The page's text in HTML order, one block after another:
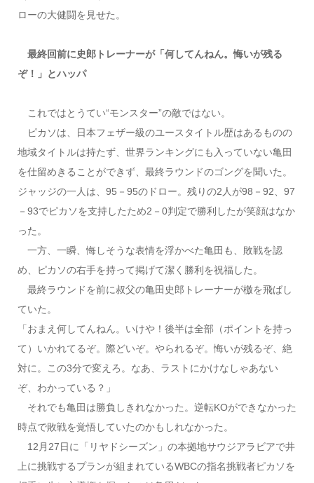
ローの大健闘を見せた。
最終回前に史郎トレーナーが「何してんねん。悔いが残る
ぞ！」とハッパ
これではとうてい“モンスター”の敵ではない。
ピカソは、日本フェザー級のユースタイトル歴はあるものの
地域タイトルは持たず、世界ランキングにも入っていない亀田
を仕留めきることができず、最終ラウンドのゴングを聞いた。
ジャッジの一人は、95－95のドロー。残りの2人が98－92、97
－93でピカソを支持したため2－0判定で勝利したが笑顔はなか
った。
一方、一瞬、悔しそうな表情を浮かべた亀田も、敗戦を認
め、ピカソの右手を持って掲げて潔く勝利を祝福した。
最終ラウンドを前に叔父の亀田史郎トレーナーが檄を飛ばし
ていた。
「おまえ何してんねん。いけや！後半は全部（ポイントを持っ
て）いかれてるぞ。際どいぞ。やられるぞ。悔いが残るぞ、絶
対に。この3分で変えろ。なあ、ラストにかけなしゃあない
ぞ、わかっている？」
それでも亀田は勝負しきれなかった。逆転KOができなかった
時点で敗戦を覚悟していたのかもしれなかった。
12月27日に「リヤドシーズン」の本拠地サウジアラビアで井
上に挑戦するプランが組まれているWBCの指名挑戦者ピカソを